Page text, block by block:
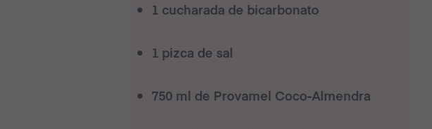
1 cucharada de bicarbonato
1 pizca de sal
750 ml de Provamel Coco-Almendra